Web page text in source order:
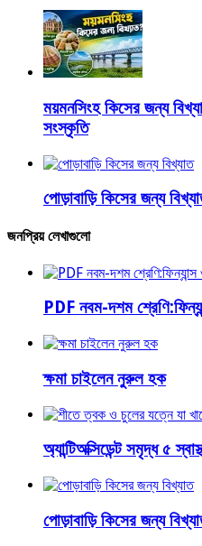
ময়মনসিংহ কিসের জন্য
সংস্কৃতি
পোড়াবাড়ি কিসের জন্য
জনপ্রিয় লেখাগুলো
PDF নবম-দশম
ক্ষমা চাইলেন নুরুল হক
অ্যান্টিঅক্সিডেন্ট সমৃদ্ধ ৫
পোড়াবাড়ি কিসের জন্য